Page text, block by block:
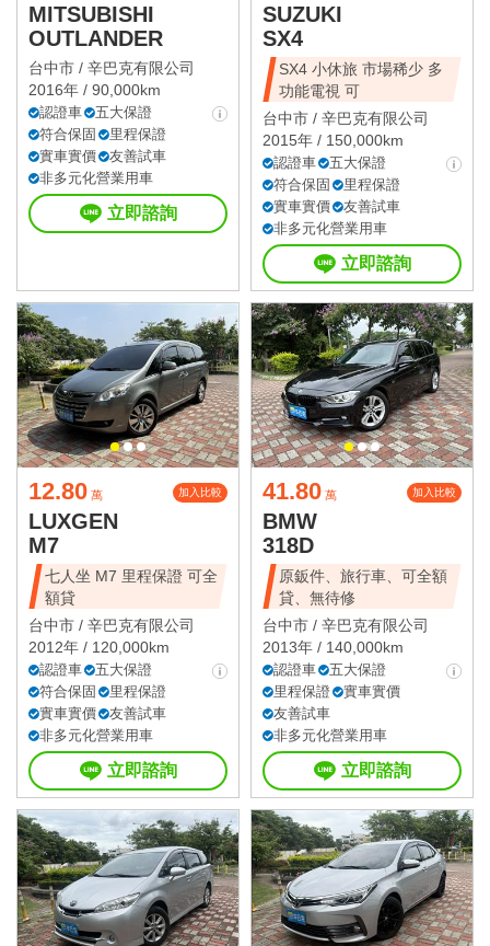
MITSUBISHI
OUTLANDER
台中市 / 辛巴克有限公司
2016年 / 90,000km
認證車
五大保證
符合保固
里程保證
實車實價
友善試車
非多元化營業用車
立即諮詢
SUZUKI
SX4
SX4 小休旅 市場稀少 多
功能電視 可
台中市 / 辛巴克有限公司
2015年 / 150,000km
認證車
五大保證
符合保固
里程保證
實車實價
友善試車
非多元化營業用車
立即諮詢
12.80 萬 加入比較
LUXGEN
M7
七人坐 M7 里程保證 可全
額貸
台中市 / 辛巴克有限公司
2012年 / 120,000km
認證車
五大保證
符合保固
里程保證
實車實價
友善試車
非多元化營業用車
立即諮詢
41.80 萬 加入比較
BMW
318D
原鈑件、旅行車、可全額
貸、無待修
台中市 / 辛巴克有限公司
2013年 / 140,000km
認證車
五大保證
里程保證
實車實價
友善試車
非多元化營業用車
立即諮詢